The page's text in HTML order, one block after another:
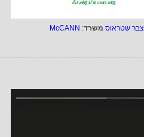
צבר שטראוס משרד:
McCANN